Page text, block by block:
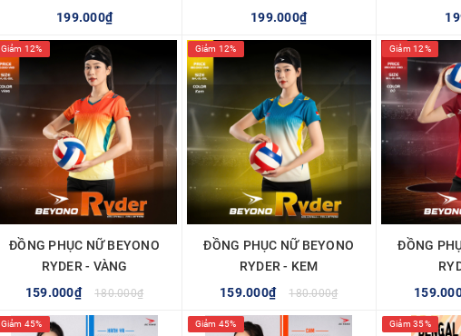
199.000₫
TÙY CHỌN
199.000₫
TÙY CHỌN
Giảm 12%
ĐỒNG PHỤC NỮ BEYONO
RYDER - VÀNG
159.000₫
180.000₫
Giảm 12%
ĐỒNG PHỤC NỮ BEYONO
RYDER - KEM
159.000₫
180.000₫
Giảm 12%
ĐỒNG
Giảm 45% Giảm 45% Giảm 35%